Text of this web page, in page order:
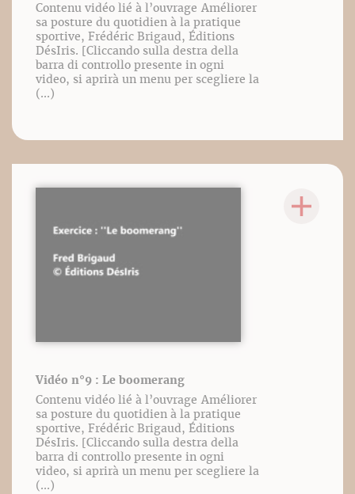
Contenu vidéo lié à l’ouvrage Améliorer
sa posture du quotidien à la pratique
sportive, Frédéric Brigaud, Éditions
DésIris. [Cliccando sulla destra della
barra di controllo presente in ogni
video, si aprirà un menu per scegliere la
(...)
Vidéo n°9 : Le boomerang
Contenu vidéo lié à l’ouvrage Améliorer
sa posture du quotidien à la pratique
sportive, Frédéric Brigaud, Éditions
DésIris. [Cliccando sulla destra della
barra di controllo presente in ogni
video, si aprirà un menu per scegliere la
(...)